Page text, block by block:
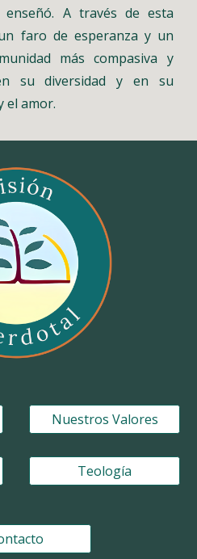
enseñó. A través de esta
faro de esperanza y un
más compasiva y
su diversidad y en su
el amor.
Nuestros Valores
Teología